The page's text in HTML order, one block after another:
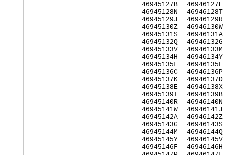
46945127B
46945128N
46945129J
46945130Z
46945131S
46945132Q
46945133V
46945134H
46945135L
46945136C
46945137K
46945138E
46945139T
46945140R
46945141W
46945142A
46945143G
46945144M
46945145Y
46945146F
46946127E
46946128T
46946129R
46946130W
46946131A
46946132G
46946133M
46946134Y
46946135F
46946136P
46946137D
46946138X
46946139B
46946140N
46946141J
46946142Z
46946143S
46946144Q
46946145V
46946146H